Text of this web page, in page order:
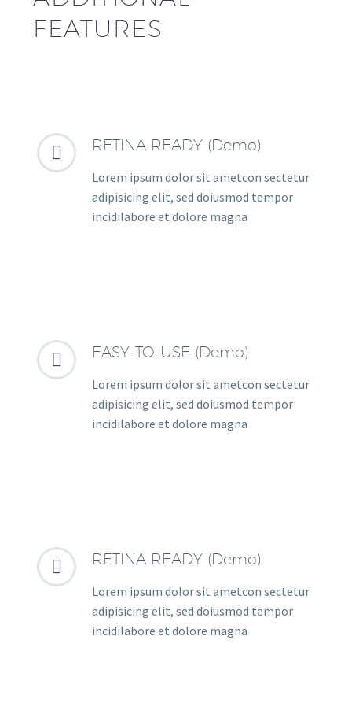
FEATURES

 RETINA READY (Demo)
Lorem ipsum dolor sit ametcon sectetur
adipisicing elit, sed doiusmod tempor
incidilabore et dolore magna

 EASY-TO-USE (Demo)
Lorem ipsum dolor sit ametcon sectetur
adipisicing elit, sed doiusmod tempor
incidilabore et dolore magna

 RETINA READY (Demo)
Lorem ipsum dolor sit ametcon sectetur
adipisicing elit, sed doiusmod tempor
incidilabore et dolore magna